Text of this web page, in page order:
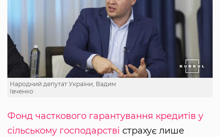
Народний депутат України, Вадим
Івченко
Фонд часткового гарантування кредитів у
сільському господарстві страхує лише